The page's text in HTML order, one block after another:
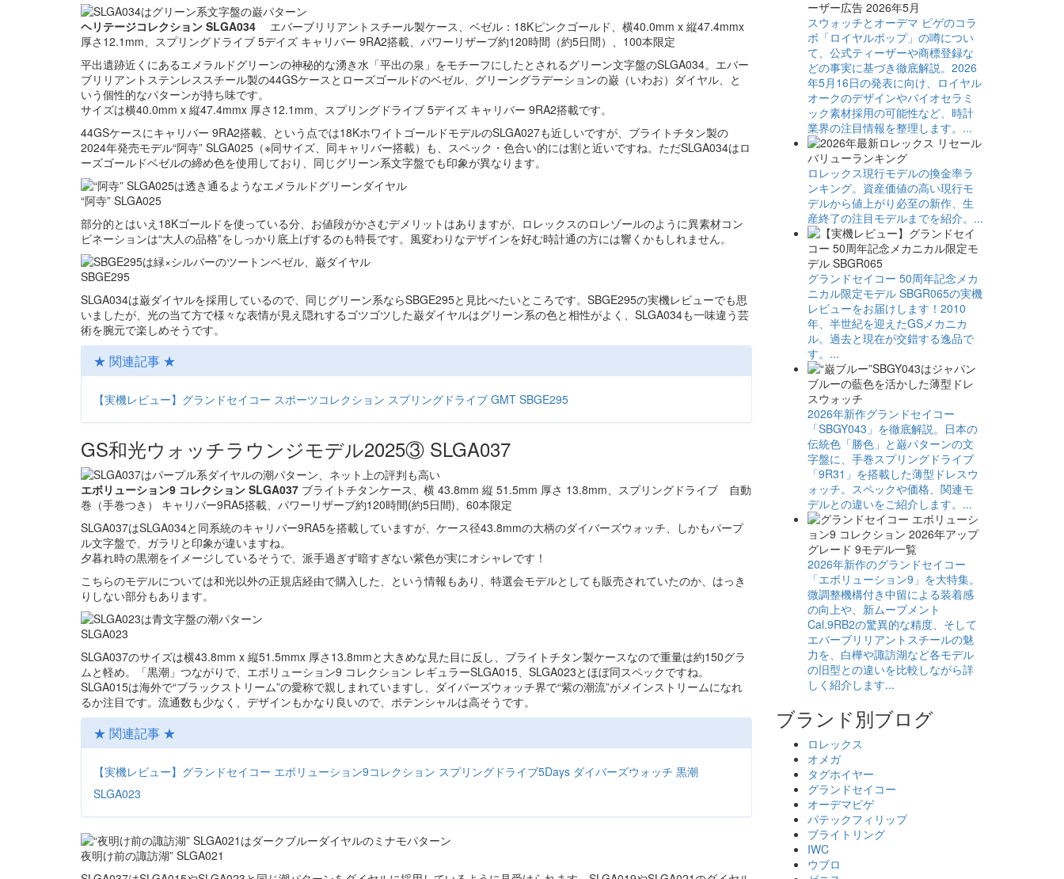
ヘリテージコレクション SLGA034 エバーブリリアントスチール製ケース、ベゼル：18Kピンクゴールド、横40.0mm x 縦47.4mmx
厚さ12.1mm、スプリングドライブ 5デイズ キャリバー 9RA2搭載、パワーリザーブ約120時間（約5日間）、100本限定
平出遺跡近くにあるエメラルドグリーンの神秘的な湧き水「平出の泉」をモチーフにしたとされるグリーン文字盤のSLGA034。エバー
ブリリアントステンレススチール製の44GSケースとローズゴールドのベゼル、グリーングラデーションの巌（いわお）ダイヤル、と
いう個性的なパターンが持ち味です。
サイズは横40.0mm x 縦47.4mmx 厚さ12.1mm、スプリングドライブ 5デイズ キャリバー 9RA2搭載です。
44GSケースにキャリバー 9RA2搭載、という点では18KホワイトゴールドモデルのSLGA027も近しいですが、ブライトチタン製の
2024年発売モデル“阿寺” SLGA025（※同サイズ、同キャリバー搭載）も、スペック・色合い的には割と近いですね。ただSLGA034はロ
ーズゴールドベゼルの締め色を使用しており、同じグリーン系文字盤でも印象が異なります。
“阿寺” SLGA025
部分的とはいえ18Kゴールドを使っている分、お値段がかさむデメリットはありますが、ロレックスのロレゾールのように異素材コン
ビネーションは“大人の品格”をしっかり底上げするのも特長です。風変わりなデザインを好む時計通の方には響くかもしれません。
SBGE295
SLGA034は巌ダイヤルを採用しているので、同じグリーン系ならSBGE295と見比べたいところです。SBGE295の実機レビューでも思
いましたが、光の当て方で様々な表情が見え隠れするゴツゴツした巌ダイヤルはグリーン系の色と相性がよく、SLGA034も一味違う芸
術を腕元で楽しめそうです。
★ 関連記事 ★
【実機レビュー】グランドセイコー スポーツコレクション スプリングドライブ GMT SBGE295
GS和光ウォッチラウンジモデル2025③ SLGA037
エボリューション9 コレクション SLGA037 ブライトチタンケース、横 43.8mm 縦 51.5mm 厚さ 13.8mm、スプリングドライブ 自動
巻（手巻つき） キャリバー9RA5搭載、パワーリザーブ約120時間(約5日間)、60本限定
SLGA037はSLGA034と同系統のキャリバー9RA5を搭載していますが、ケース径43.8mmの大柄のダイバーズウォッチ、しかもパープ
ル文字盤で、ガラリと印象が違いますね。
夕暮れ時の黒潮をイメージしているそうで、派手過ぎず暗すぎない紫色が実にオシャレです！
こちらのモデルについては和光以外の正規店経由で購入した、という情報もあり、特選会モデルとしても販売されていたのか、はっき
りしない部分もあります。
SLGA023
SLGA037のサイズは横43.8mm x 縦51.5mmx 厚さ13.8mmと大きめな見た目に反し、ブライトチタン製ケースなので重量は約150グラ
ムと軽め。「黒潮」つながりで、エボリューション9 コレクション レギュラーSLGA015、SLGA023とほぼ同スペックですね。
SLGA015は海外で“ブラックストリーム”の愛称で親しまれていますし、ダイバーズウォッチ界で“紫の潮流”がメインストリームになれ
るか注目です。流通数も少なく、デザインもかなり良いので、ポテンシャルは高そうです。
★ 関連記事 ★
【実機レビュー】グランドセイコー エボリューション9コレクション スプリングドライブ5Days ダイバーズウォッチ 黒潮
SLGA023
夜明け前の諏訪湖” SLGA021
スウォッチとオーデマ ピゲのコラ
ボ「ロイヤルポップ」の噂につい
て、公式ティーザーや商標登録な
どの事実に基づき徹底解説。2026
年5月16日の発表に向け、ロイヤル
オークのデザインやバイオセラミ
ック素材採用の可能性など、時計
業界の注目情報を整理します。...
ロレックス現行モデルの換金率ラ
ンキング。資産価値の高い現行モ
デルから値上がり必至の新作、生
産終了の注目モデルまでを紹介。...
グランドセイコー 50周年記念メカ
ニカル限定モデル SBGR065の実機
レビューをお届けします！2010
年、半世紀を迎えたGSメカニカ
ル。過去と現在が交錯する逸品で
す。...
2026年新作グランドセイコー
「SBGY043」を徹底解説。日本の
伝統色「勝色」と巌パターンの文
字盤に、手巻スプリングドライブ
「9R31」を搭載した薄型ドレスウ
ォッチ。スペックや価格、関連モ
デルとの違いをご紹介します。...
2026年新作のグランドセイコー
「エボリューション9」を大特集。
微調整機構付き中留による装着感
の向上や、新ムーブメント
Cal.9RB2の驚異的な精度、そして
エバーブリリアントスチールの魅
力を、白樺や諏訪湖など各モデル
の旧型との違いを比較しながら詳
しく紹介します...
ブランド別ブログ
ロレックス
オメガ
タグホイヤー
グランドセイコー
オーデマピゲ
パテックフィリップ
ブライトリング
IWC
ウブロ